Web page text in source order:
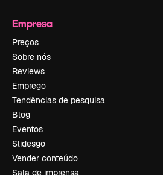
Empresa
Preços
Sobre nós
Reviews
Emprego
Tendências de pesquisa
Blog
Eventos
Slidesgo
Vender conteúdo
Sala de imprensa